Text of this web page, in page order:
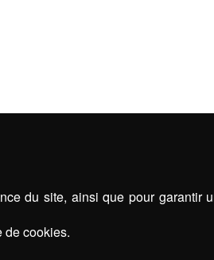
du site, ainsi que pour garantir
de cookies.